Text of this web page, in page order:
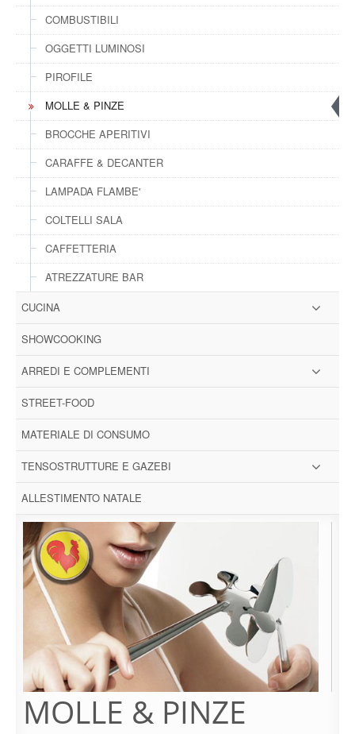
COMBUSTIBILI
OGGETTI LUMINOSI
PIROFILE
MOLLE & PINZE
BROCCHE APERITIVI
CARAFFE & DECANTER
LAMPADA FLAMBE'
COLTELLI SALA
CAFFETTERIA
ATREZZATURE BAR
CUCINA
SHOWCOOKING
ARREDI E COMPLEMENTI
STREET-FOOD
MATERIALE DI CONSUMO
TENSOSTRUTTURE E GAZEBI
ALLESTIMENTO NATALE
MOLLE & PINZE